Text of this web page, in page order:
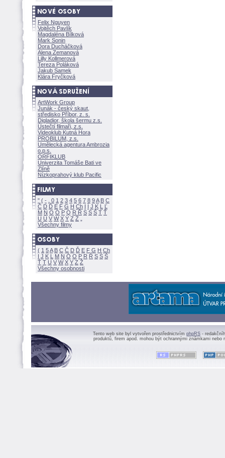
Felix Nguyen
Vojtěch Pavlík
Magdaléna Bílkov
Mark Sonin
Dora Ducháčkov
Alena Zemanov
Lilly Kollmerov
Tereza Polákov
Jakub Samek
Klára Fryčkov
ArtWork Group
Junák - český skaut,
středisko Příbor, z. s.
Digladior, škola šermu z.s.
Ústečtí filmaři, z.s.
Videoklub Kutná Hora
PROBILUM, z.s.
Umělecká agentura Ambrozia
o.p.s.
ORFIKLUB
Univerzita Tomáše Bati ve
Zlíně
Nízkoprahový klub Pacific
" ( - 0 1 2 3 4 5 6 7 8 9A B C
Č D Ď E F G H Ch I Í J K L
Ľ
M N O Ó P Q R Ř S Ś T Ť
U Ú V W X Y Z
Všechny filmy
( 1 5A B C Č D Ď E F G H Ch
I J K L M N Ó O P R Ř S Ś
Ť T U V W X Y Z
Všechny osobnosti
Tento web site byl vytvořen prostřednictvím phpRS -
produktů, firem apod. mohou být ochrannými známkami